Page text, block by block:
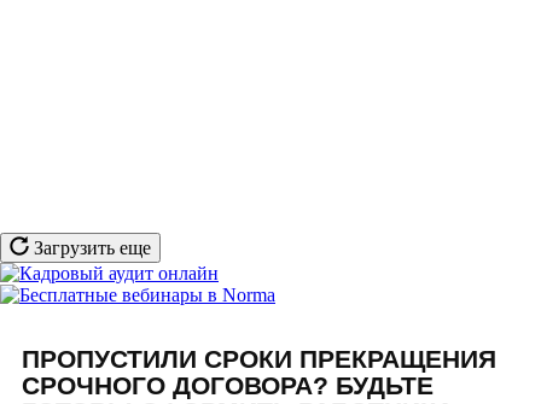
Загрузить еще
ПРОПУСТИЛИ СРОКИ ПРЕКРАЩЕНИЯ
СРОЧНОГО ДОГОВОРА? БУДЬТЕ